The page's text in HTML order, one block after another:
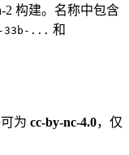
2 构建。名称中包含
... 和
为 cc-by-nc-4.0，仅